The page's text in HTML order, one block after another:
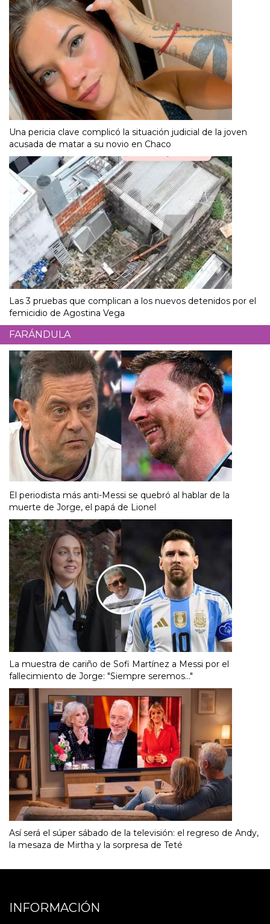
Una pericia clave complicó la situación judicial de la joven
acusada de matar a su novio en Chaco
Las 3 pruebas que complican a los nuevos detenidos por el
femicidio de Agostina Vega
FARÁNDULA
El periodista más anti-Messi se quebró al hablar de la
muerte de Jorge, el papá de Lionel
La muestra de cariño de Sofi Martínez a Messi por el
fallecimiento de Jorge: "Siempre seremos..."
Así será el súper sábado de la televisión: el regreso de Andy,
la mesaza de Mirtha y la sorpresa de Teté
INFORMACIÓN